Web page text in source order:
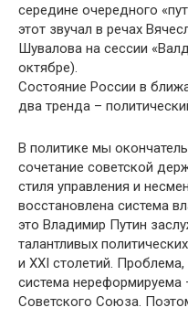
середине очередного
этот звучал в речах
Шувалова на сессии
октябре).
Состояние России в
два тренда –
В политике мы
сочетание советской
стиля управления и
восстановлена система
это Владимир Путин
талантливых
и XXI столетий.
система нереформируема
Советского Союза.